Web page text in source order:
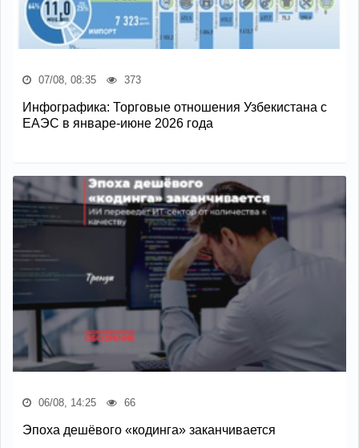
07/08, 08:35 373
Инфографика: Торговые отношения Узбекистана с
ЕАЭС в январе-июне 2026 года
06/08, 14:25 66
Эпоха дешёвого «кодинга» заканчивается